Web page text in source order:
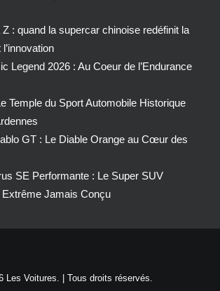
: quand la supercar chinoise redéfinit la
Legend 2026 : Au Coeur de l’Endurance
Temple du Sport Automobile Historique
GT : Le Diable Orange au Cœur des
SE Performante : Le Super SUV
Extrême Jamais Conçu
Les Voitures. | Tous droits réservés.